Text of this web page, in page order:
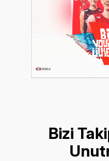
Bizi